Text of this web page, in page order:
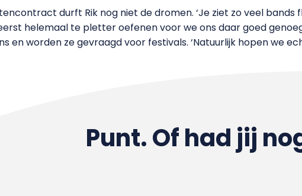
durft Rik nog niet de dromen. ‘Je ziet zo veel
helemaal te pletter oefenen voor we ons daar goed
en worden ze gevraagd voor festivals. ‘Natuurlijk hopen we
Punt. Of had jij